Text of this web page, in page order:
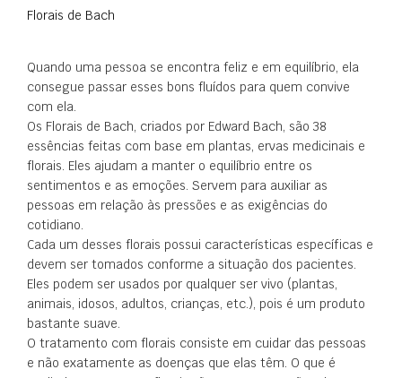
Florais de Bach
Quando uma pessoa se encontra feliz e em equilíbrio, ela
consegue passar esses bons fluídos para quem convive
com ela.
Os Florais de Bach, criados por Edward Bach, são 38
essências feitas com base em plantas, ervas medicinais e
florais. Eles ajudam a manter o equilíbrio entre os
sentimentos e as emoções. Servem para auxiliar as
pessoas em relação às pressões e as exigências do
cotidiano.
Cada um desses florais possui características específicas e
devem ser tomados conforme a situação dos pacientes.
Eles podem ser usados por qualquer ser vivo (plantas,
animais, idosos, adultos, crianças, etc.), pois é um produto
bastante suave.
O tratamento com florais consiste em cuidar das pessoas
e não exatamente as doenças que elas têm. O que é